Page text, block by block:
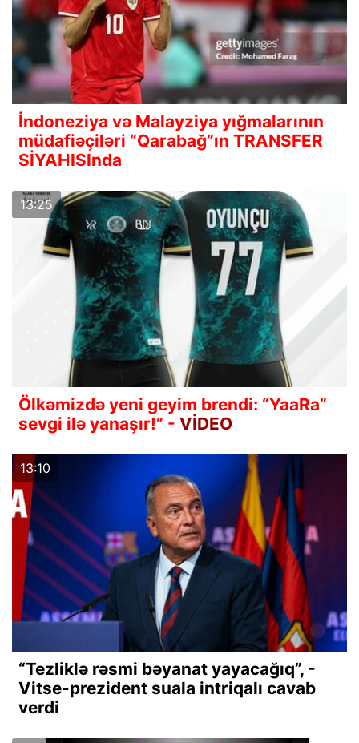
İndoneziya və Malayziya yığmalarının
müdafiəçiləri “Qarabağ”ın TRANSFER
SİYAHISInda
13:25
Ölkəmizdə yeni geyim brendi: “YaaRa”
sevgi ilə yanaşır!” - VİDEO
13:10
“Tezliklə rəsmi bəyanat yayacağıq”, -
Vitse-prezident suala intriqalı cavab
verdi